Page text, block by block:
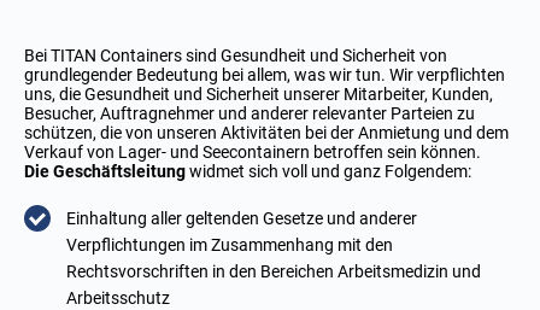
Bei TITAN Containers sind Gesundheit und Sicherheit von
grundlegender Bedeutung bei allem, was wir tun. Wir verpflichten
uns, die Gesundheit und Sicherheit unserer Mitarbeiter, Kunden,
Besucher, Auftragnehmer und anderer relevanter Parteien zu
schützen, die von unseren Aktivitäten bei der Anmietung und dem
Verkauf von Lager- und Seecontainern betroffen sein können.
Die Geschäftsleitungwidmet sich voll und ganz Folgendem:
Einhaltung aller geltenden Gesetze und anderer
Verpflichtungen im Zusammenhang mit den
Rechtsvorschriften in den Bereichen Arbeitsmedizin und
Arbeitsschutz